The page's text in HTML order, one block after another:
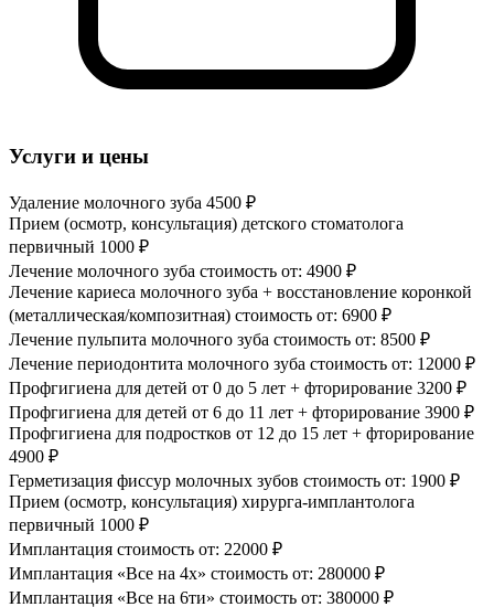
Услуги и цены
Удаление молочного зуба 4500 ₽
Прием (осмотр, консультация) детского стоматолога
первичный 1000 ₽
Лечение молочного зуба стоимость от: 4900 ₽
Лечение кариеса молочного зуба + восстановление коронкой
(металлическая/композитная) стоимость от: 6900 ₽
Лечение пульпита молочного зуба стоимость от: 8500 ₽
Лечение периодонтита молочного зуба стоимость от: 12000 ₽
Профгигиена для детей от 0 до 5 лет + фторирование 3200 ₽
Профгигиена для детей от 6 до 11 лет + фторирование 3900 ₽
Профгигиена для подростков от 12 до 15 лет + фторирование
4900 ₽
Герметизация фиссур молочных зубов стоимость от: 1900 ₽
Прием (осмотр, консультация) хирурга-имплантолога
первичный 1000 ₽
Имплантация стоимость от: 22000 ₽
Имплантация «Все на 4х» стоимость от: 280000 ₽
Имплантация «Все на 6ти» стоимость от: 380000 ₽